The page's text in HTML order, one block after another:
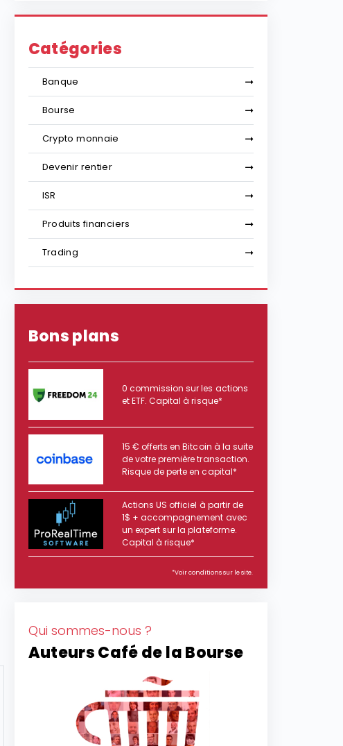
Catégories
Banque
Bourse
Crypto monnaie
Devenir rentier
ISR
Produits financiers
Trading
Bons plans
0 commission sur les actions
et ETF. Capital à risque*
15 € offerts en Bitcoin à la suite
de votre première transaction.
Risque de perte en capital*
Actions US officiel à partir de
1$ + accompagnement avec
un expert sur la plateforme.
Capital à risque*
*Voir conditions sur le site.
Qui sommes-nous ?
Auteurs Café de la Bourse